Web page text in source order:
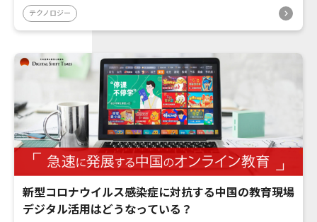
テクノロジー
新型コロナウイルス感染症に対抗する中国の教育現場
デジタル活用はどうなっている？